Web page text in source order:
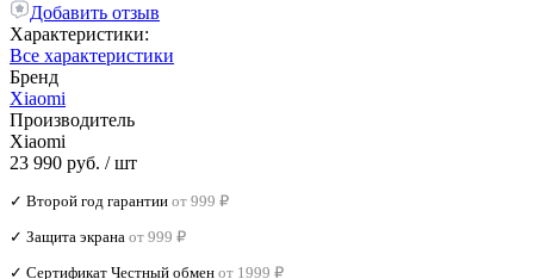
Добавить отзыв
Характеристики:
Все характеристики
Бренд
Xiaomi
Производитель
Xiaomi
23 990 руб. / шт
✓ Второй год гарантии от 999 ₽
✓ Защита экрана от 999 ₽
✓ Сертификат Честный обмен от 1999 ₽